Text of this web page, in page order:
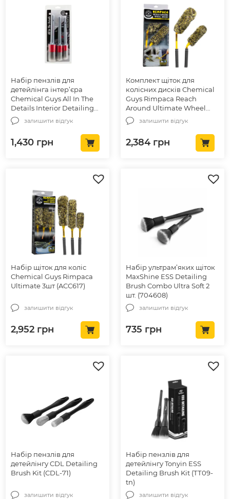
Набір пензлів для
детейлінга інтер’єра
Chemical Guys All In The
Details Interior Detailing
Brushes (ACC600)
залишити відгук
1,430 грн
Комплект щіток для
колісних дисків Chemical
Guys Rimpaca Reach
Around Ultimate Wheel
Brush Set 2шт (ACC615)
залишити відгук
2,384 грн
Набір щіток для коліс
Chemical Guys Rimpaca
Ultimate 3шт (ACC617)
залишити відгук
2,952 грн
Набір ультрам’яких щіток
MaxShine ESS Detailing
Brush Combo Ultra Soft 2
шт. (704608)
залишити відгук
735 грн
Набір пензлів для
детейлінгу CDL Detailing
Brush Kit (CDL-71)
залишити відгук
Набір пензлів для
детейлінгу Tonyin ESS
Detailing Brush Kit (ТТ09-
tn)
залишити відгук